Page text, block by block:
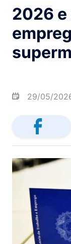
2026 e
29/05/